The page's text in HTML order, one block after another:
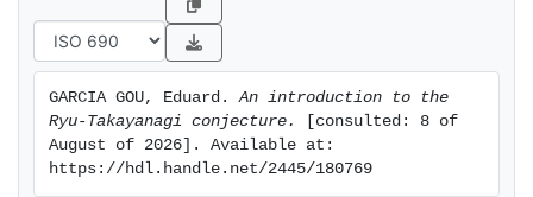
GARCIA GOU, Eduard. An introduction to the
Ryu-Takayanagi conjecture.
[consulted: 8 of
August of 2026]. Available at:
https://hdl.handle.net/2445/180769